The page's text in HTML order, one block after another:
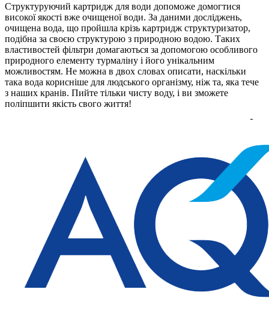
Структуруючий картридж для води допоможе домогтися
високої якості вже очищеної води. За даними досліджень,
очищена вода, що пройшла крізь картридж структуризатор,
подібна за своєю структурою з природною водою. Таких
властивостей фільтри домагаються за допомогою особливого
природного елементу турмаліну і його унікальним
можливостям. Не можна в двох словах описати, наскільки
така вода корисніше для людського організму, ніж та, яка тече
з наших кранів. Пийте тільки чисту воду, і ви зможете
поліпшити якість свого життя!